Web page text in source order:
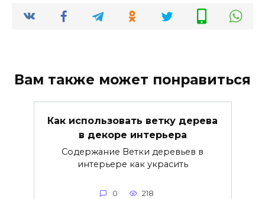
Вам также может понравиться
Как использовать ветку дерева
в декоре интерьера
Содержание Ветки деревьев в
интерьере как украсить
0 218